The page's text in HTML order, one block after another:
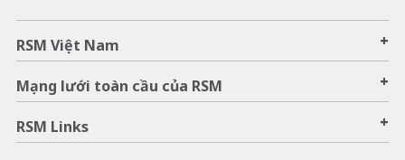
RSM Việt Nam +
Mạng lưới toàn cầu của RSM +
RSM Links +